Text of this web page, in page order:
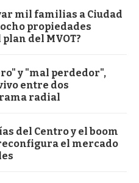
mil familias a Ciudad
propiedades
del MVOT?
y "mal perdedor",
entre dos
radial
del Centro y el boom
el mercado